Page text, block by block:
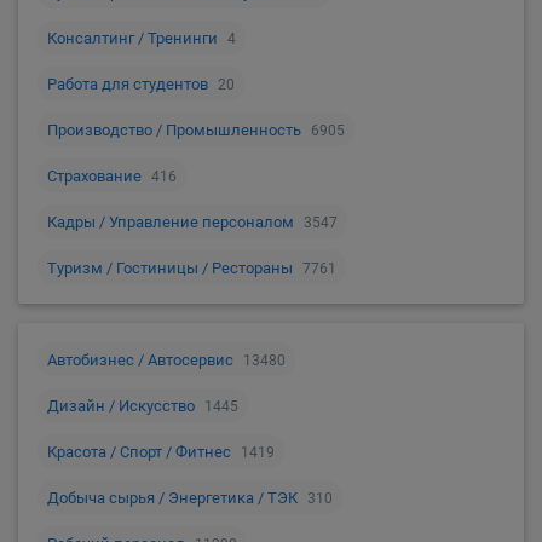
Консалтинг / Тренинги 4
Работа для студентов 20
Производство / Промышленность 6905
Страхование 416
Кадры / Управление персоналом 3547
Туризм / Гостиницы / Рестораны 7761
Автобизнес / Автосервис 13480
Дизайн / Искусство 1445
Красота / Спорт / Фитнес 1419
Добыча сырья / Энергетика / ТЭК 310